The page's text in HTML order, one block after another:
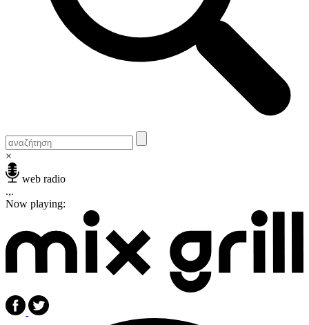
×
web radio
.,.
Now playing: